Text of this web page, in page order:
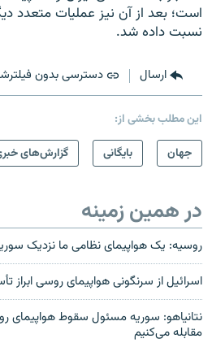
است؛ بعد از آن نیز عملیات متعدد
نسبت داده شد.
ارسال دسترسی بدون
این مطلب بخشی از:
جهان
بایگانی گزارش‌های
در همین زمینه
روسیه: یک هواپیمای نظامی ما نزدیک
اسرائیل از سرنگونی هواپیمای روسی ابراز
نتانیاهو: سوریه مسئول سقوط هواپیمای
مقابله می‌کنیم